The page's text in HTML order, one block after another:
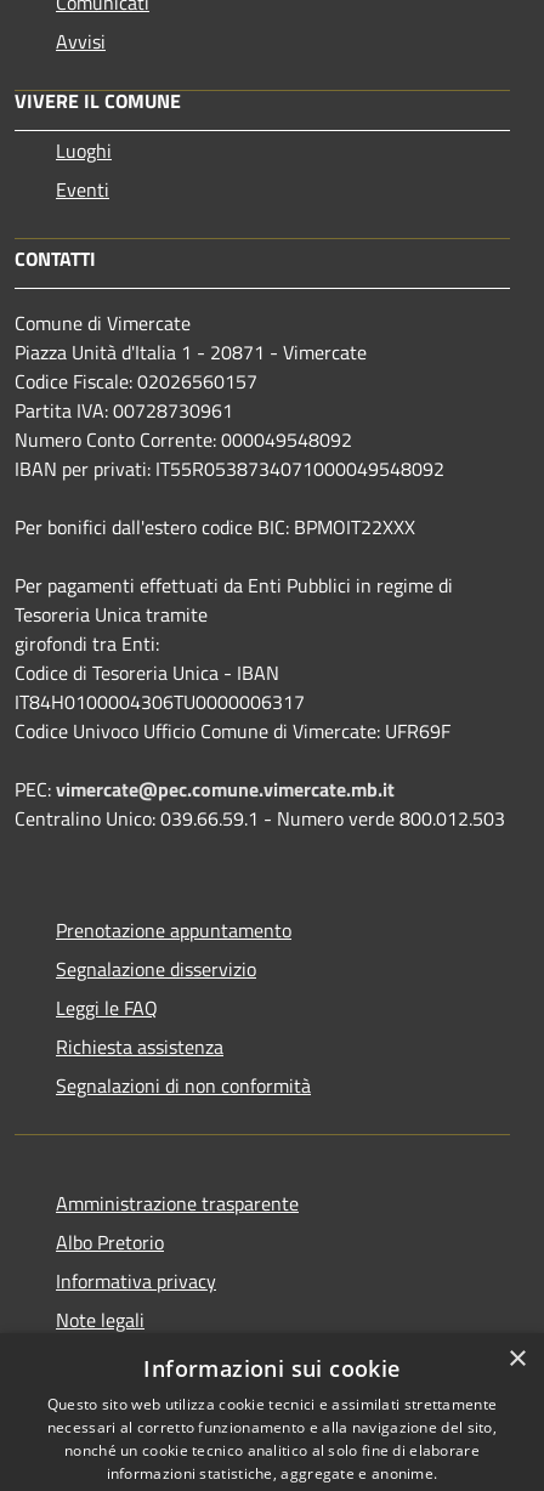
Avvisi
VIVERE IL COMUNE
Luoghi
Eventi
CONTATTI
Comune di Vimercate
Piazza Unità d'Italia 1 - 20871 - Vimercate
Codice Fiscale: 02026560157
Partita IVA: 00728730961
Numero Conto Corrente: 000049548092
IBAN per privati: IT55R0538734071000049548092
Per bonifici dall'estero codice BIC: BPMOIT22XXX
Per pagamenti effettuati da Enti Pubblici in regime di
Tesoreria Unica tramite
girofondi tra Enti:
Codice di Tesoreria Unica - IBAN
IT84H0100004306TU0000006317
Codice Univoco Ufficio Comune di Vimercate: UFR69F
PEC:vimercate@pec.comune.vimercate.mb.it
Centralino Unico: 039.66.59.1 - Numero verde 800.012.503
Prenotazione appuntamento
Segnalazione disservizio
Leggi le FAQ
Richiesta assistenza
Segnalazioni di non conformità
Amministrazione trasparente
Albo Pretorio
Informativa privacy
Note legali
Dichiarazione di accessibilità
Copyright © 2026 • Città di
×
Informazioni sui cookie
Questo sito web utilizza cookie tecnici e assimilati strettamente
necessari al corretto funzionamento e alla navigazione del sito,
nonché un cookie tecnico analitico al solo fine di elaborare
informazioni statistiche, aggregate e anonime.